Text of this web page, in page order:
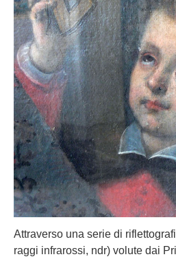
Attraverso una serie di
raggi infrarossi, ndr) volute dai